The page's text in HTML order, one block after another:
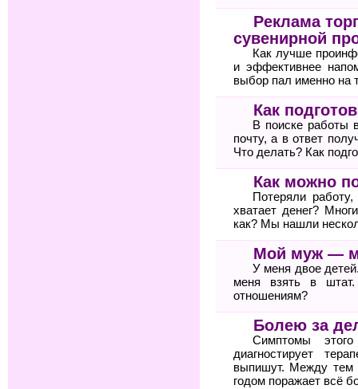
Реклама
сувенирной
Как лучше
и эффективнее
выбор пал именно на
Как
В поиске работы
почту, а в ответ
Что делать? Как
Как можно
Потеряли
хватает денег?
как? Мы нашли
Мой муж —
У меня двое
меня взять в
отношениям?
Болею за
Симптомы
диагностирует
выпишут. Между тем
годом поражает всё